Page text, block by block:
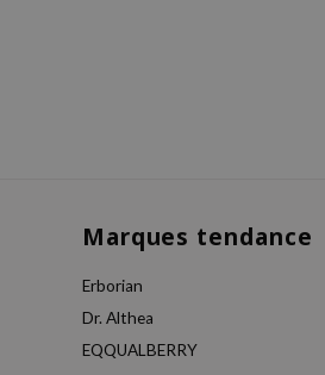
Marques tendance
Erborian
Dr. Althea
EQQUALBERRY